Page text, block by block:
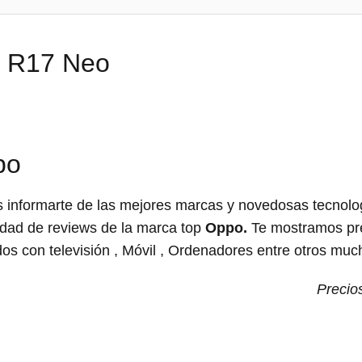
Neo
de las mejores marcas y novedosas
de reviews de la marca top Oppo. Te mostramos
con televisión , Móvil , Ordenadores entre otros